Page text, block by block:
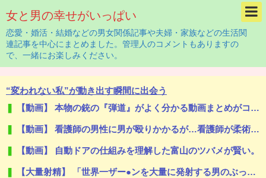
女と男の幸せがいっぱい
恋愛・婚活・結婚などの男女関係記事や夫婦・家族などの生活関
連記事を中心にまとめました。管理人のコメントもありますの
で、一緒にお楽しみください。
“変われない私”が動き出す瞬間に出会う
【動画】 本物の銃の『弾道』がよく分かる動画まとめがコチラｗｗｗ！！
【動画】 看護師の男性に男が殴りかかるが…看護師が柔術使いだった
【動画】 自動ドアの仕組みを理解した富山のツバメが賢い。
【大量射精】 「世界一ザー●ンを大量に発射する男のぶっかけセッ●ス」シリーズが凄すぎてワロタｗｗｗ